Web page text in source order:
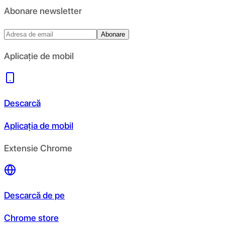
Abonare newsletter
Abonare
Aplicație de mobil
Descarcă
Aplicația de mobil
Extensie Chrome
Descarcă de pe
Chrome store